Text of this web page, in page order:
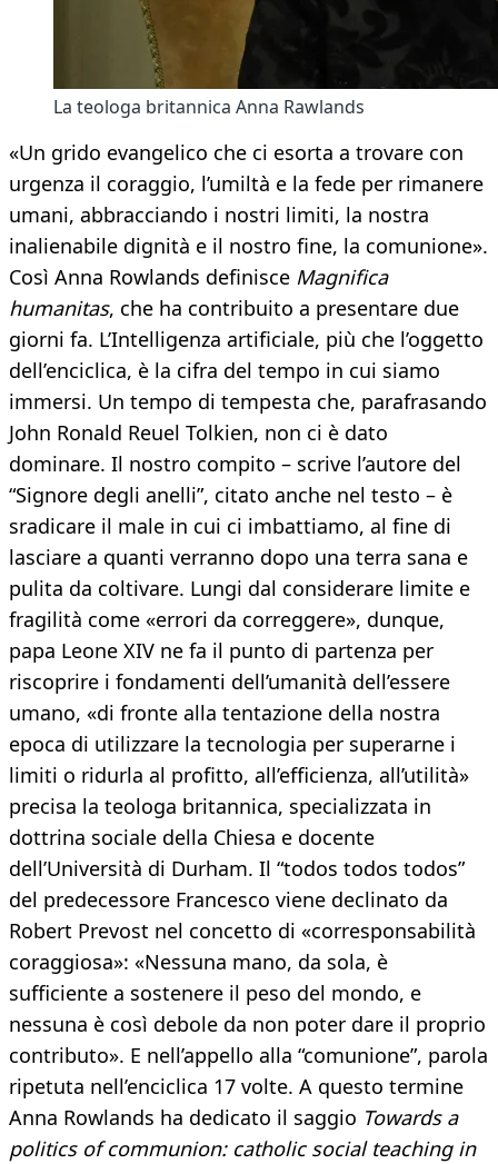
La teologa britannica Anna Rawlands
«Un grido evangelico che ci esorta a trovare con
urgenza il coraggio, l’umiltà e la fede per rimanere
umani, abbracciando i nostri limiti, la nostra
inalienabile dignità e il nostro fine, la comunione».
Così Anna Rowlands definisce Magnifica
humanitas, che ha contribuito a presentare due
giorni fa. L’Intelligenza artificiale, più che l’oggetto
dell’enciclica, è la cifra del tempo in cui siamo
immersi. Un tempo di tempesta che, parafrasando
John Ronald Reuel Tolkien, non ci è dato
dominare. Il nostro compito – scrive l’autore del
“Signore degli anelli”, citato anche nel testo – è
sradicare il male in cui ci imbattiamo, al fine di
lasciare a quanti verranno dopo una terra sana e
pulita da coltivare. Lungi dal considerare limite e
fragilità come «errori da correggere», dunque,
papa Leone XIV ne fa il punto di partenza per
riscoprire i fondamenti dell’umanità dell’essere
umano, «di fronte alla tentazione della nostra
epoca di utilizzare la tecnologia per superarne i
limiti o ridurla al profitto, all’efficienza, all’utilità»
precisa la teologa britannica, specializzata in
dottrina sociale della Chiesa e docente
dell’Università di Durham. Il “todos todos todos”
del predecessore Francesco viene declinato da
Robert Prevost nel concetto di «corresponsabilità
coraggiosa»: «Nessuna mano, da sola, è
sufficiente a sostenere il peso del mondo, e
nessuna è così debole da non poter dare il proprio
contributo». E nell’appello alla “comunione”, parola
ripetuta nell’enciclica 17 volte. A questo termine
Anna Rowlands ha dedicato il saggio Towards a
politics of communion: catholic social teaching in